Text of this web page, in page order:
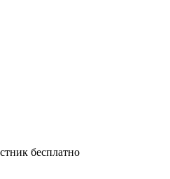
бесплатно